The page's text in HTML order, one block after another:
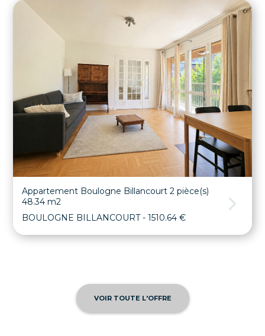
Appartement Boulogne Billancourt 2 pièce(s)
48.34 m2
BOULOGNE BILLANCOURT- 1510.64 €
VOIR TOUTE L'OFFRE